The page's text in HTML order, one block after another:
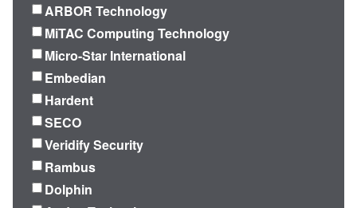
ARBOR Technology
MiTAC Computing Technology
Micro-Star International
Embedian
Hardent
SECO
Veridify Security
Rambus
Dolphin